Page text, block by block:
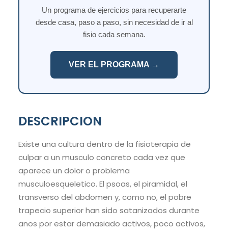
Un programa de ejercicios para recuperarte
desde casa, paso a paso, sin necesidad de ir al
fisio cada semana.
VER EL PROGRAMA →
DESCRIPCION
Existe una cultura dentro de la fisioterapia de
culpar a un musculo concreto cada vez que
aparece un dolor o problema
musculoesqueletico. El psoas, el piramidal, el
transverso del abdomen y, como no, el pobre
trapecio superior han sido satanizados durante
anos por estar demasiado activos, poco activos,